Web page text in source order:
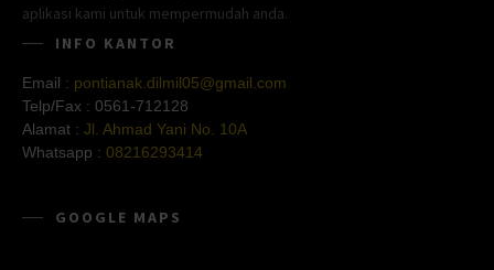
aplikasi kami untuk mempermudah anda.
INFO KANTOR
Email : pontianak.dilmil05@gmail.com
Telp/Fax : 0561-712128
Alamat : Jl. Ahmad Yani No. 10A
Whatsapp : 08216293414
GOOGLE MAPS